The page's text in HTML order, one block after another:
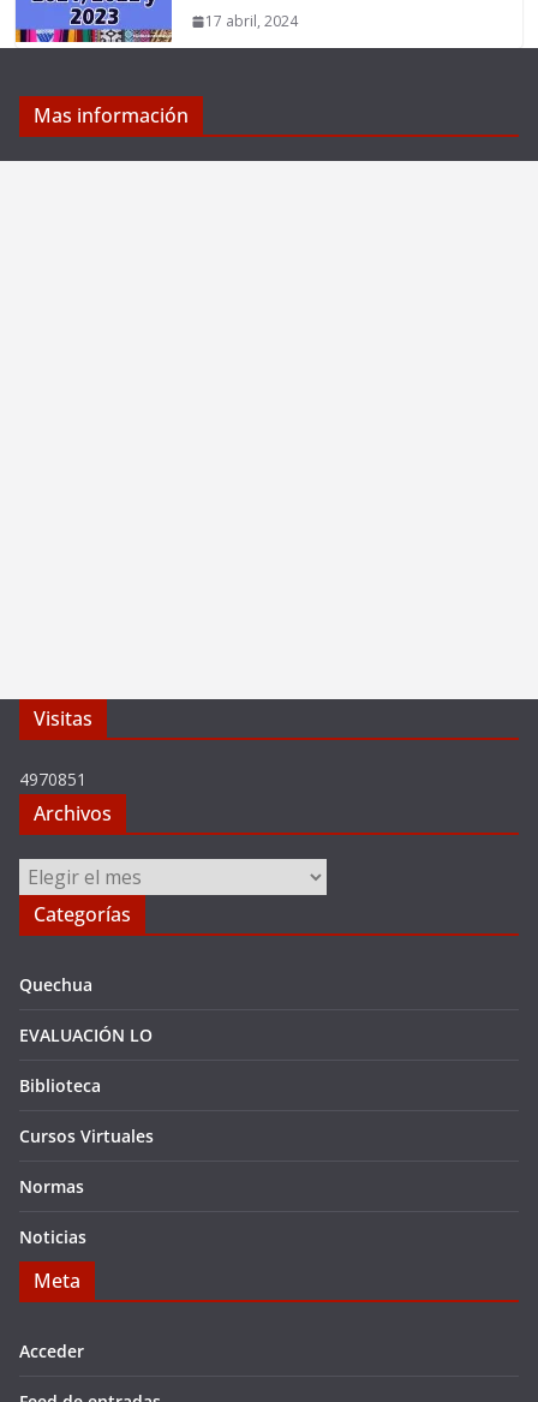
17 abril, 2024
Mas información
Visitas
4970851
Archivos
Archivos
Categorías
Quechua
EVALUACIÓN LO
Biblioteca
Cursos Virtuales
Normas
Noticias
Meta
Acceder